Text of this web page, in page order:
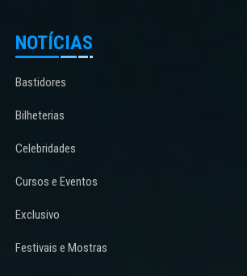
NOTÍCIAS
Bastidores
Bilheterias
Celebridades
Cursos e Eventos
Exclusivo
Festivais e Mostras